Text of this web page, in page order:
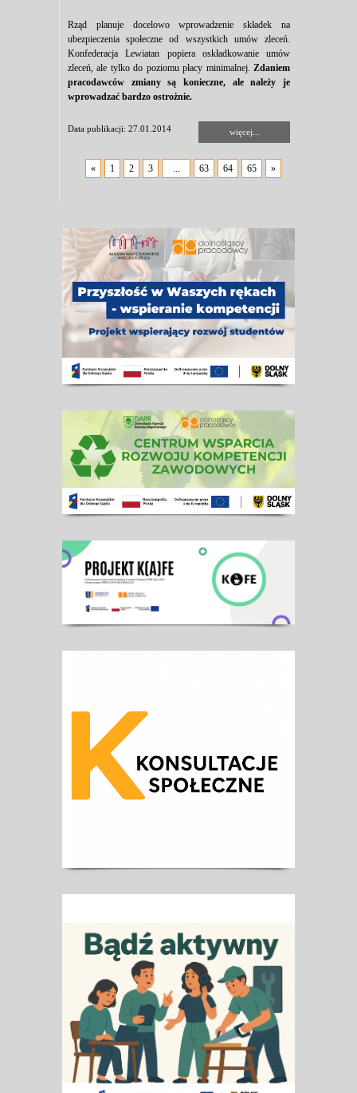
Rząd planuje docelowo wprowadzenie składek na
ubezpieczenia społeczne od wszystkich umów zleceń.
Konfederacja Lewiatan popiera oskładkowanie umów
zleceń, ale tylko do poziomu płacy minimalnej. Zdaniem
pracodawców zmiany są konieczne, ale należy je
wprowadzać bardzo ostrożnie.
Data publikacji: 27.01.2014 więcej...
« 1 2 3 ... 63 64 65 »